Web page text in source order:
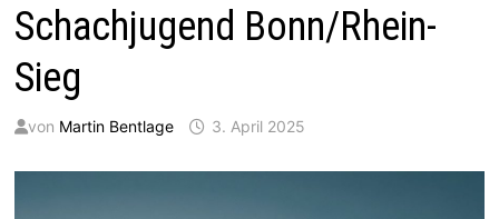
Schachjugend Bonn/Rhein-
Sieg
von Martin Bentlage 3. April 2025